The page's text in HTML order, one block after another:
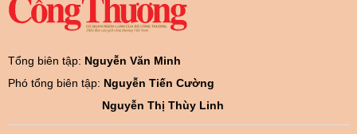
Tổng biên tập: Nguyễn Văn Minh
Phó tổng biên tập: Nguyễn Tiến Cường
Nguyễn Thị Thùy Linh